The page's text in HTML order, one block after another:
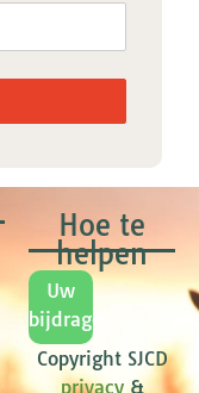
Hoe te
helpen
Uw
bijdrage
Copyright SJCD
privacy&